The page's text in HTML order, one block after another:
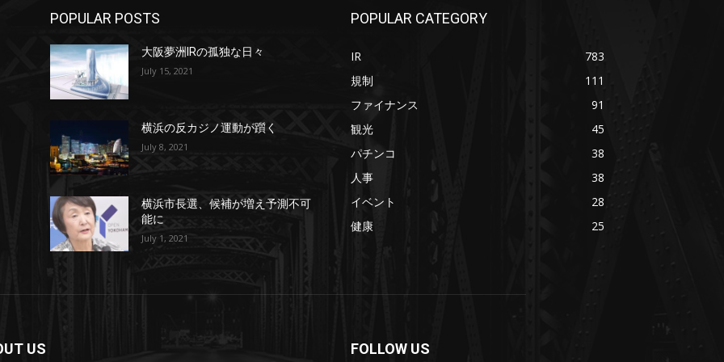
POPULAR POSTS
大阪夢洲IRの孤独な日々
July 15, 2021
横浜の反カジノ運動が躓く
July 8, 2021
横浜市長選、候補が増え予測不可
能に
July 1, 2021
POPULAR CATEGORY
IR
783
規制
111
ファイナンス
91
観光
45
パチンコ
38
人事
38
イベント
28
健康
25
US FOLLOW US